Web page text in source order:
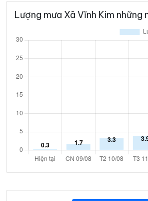
Lượng mưa Xã Vĩnh Kim những